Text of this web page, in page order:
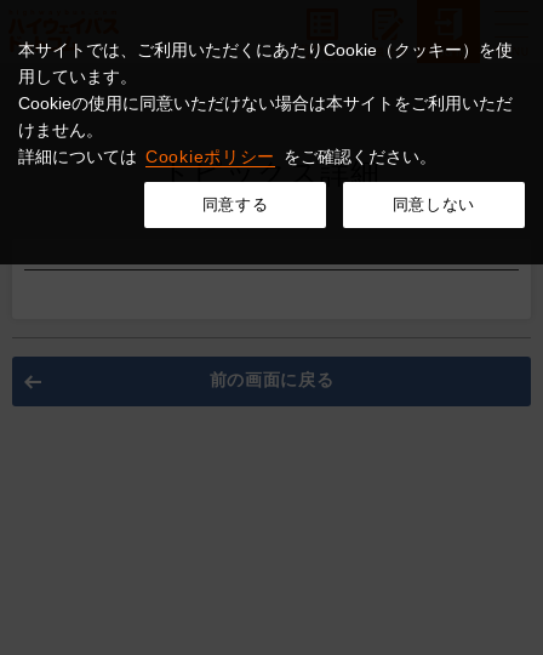
本サイトでは、ご利用いただくにあたりCookie（クッキー）を使
用しています。
Cookieの使用に同意いただけない場合は本サイトをご利用いただ
けません。
詳細については Cookieポリシー をご確認ください。
同意する 同意しない
トピックス詳細
前の画面に戻る